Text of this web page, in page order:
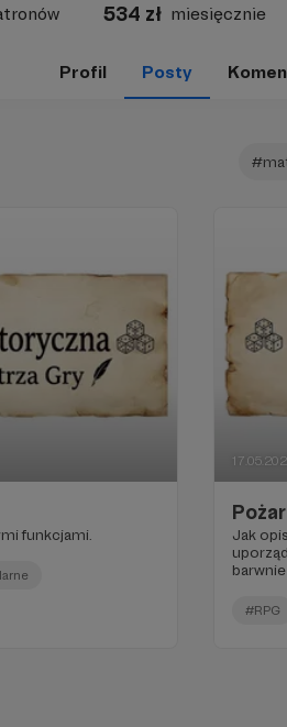
534 zł miesięcznie
Profil Posty
funkcjami.
Jak
#RPG